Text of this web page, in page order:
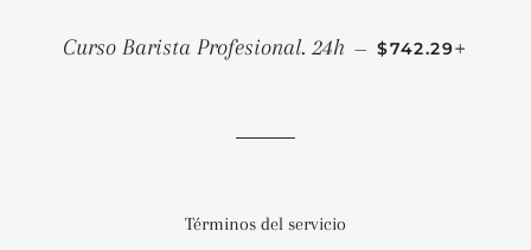
Curso Barista Profesional. 24h — PRECIO
$742.29
Términos del servicio